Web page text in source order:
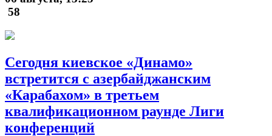
58
Сегодня киевское «Динамо»
встретится с азербайджанским
«Карабахом» в третьем
квалификационном раунде Лиги
конференций